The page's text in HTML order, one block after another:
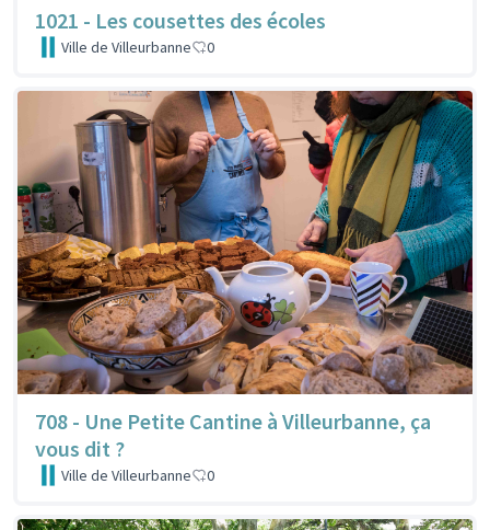
1021 - Les cousettes des écoles
Ville de Villeurbanne 0
708 - Une Petite Cantine à Villeurbanne, ça
vous dit ?
Ville de Villeurbanne 0